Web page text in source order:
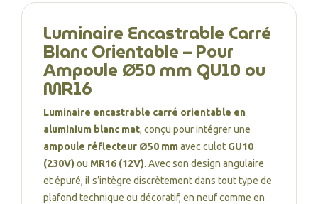
Luminaire Encastrable Carré
Blanc Orientable – Pour
Ampoule Ø50 mm GU10 ou
MR16
Luminaire encastrable carré orientable en
aluminium blanc mat, conçu pour intégrer une
ampoule réflecteur Ø50 mmavec culot GU10
(230V) ou MR16 (12V). Avec son design angulaire
et épuré, il s’intègre discrètement dans tout type de
plafond technique ou décoratif, en neuf comme en